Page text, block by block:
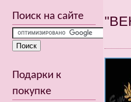
Поиск на сайте
Подарки к
покупке